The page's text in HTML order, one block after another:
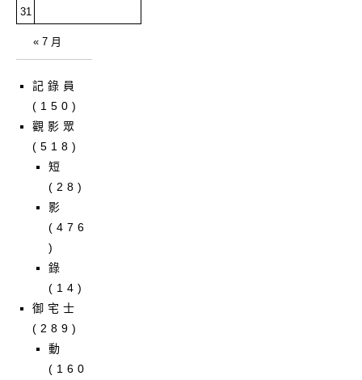
31
« 7 月
記錄員
(150)
觀影眾
(518)
短
(28)
影
(476
)
錄
(14)
御宅士
(289)
動
(160